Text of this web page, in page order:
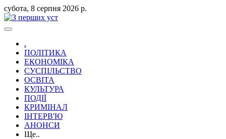
субота, 8 серпня 2026 р.
.
ПОЛІТИКА
ЕКОНОМІКА
СУСПІЛЬСТВО
ОСВІТА
КУЛЬТУРА
ПОДІЇ
КРИМІНАЛ
ІНТЕРВ'Ю
АНОНСИ
Ще..